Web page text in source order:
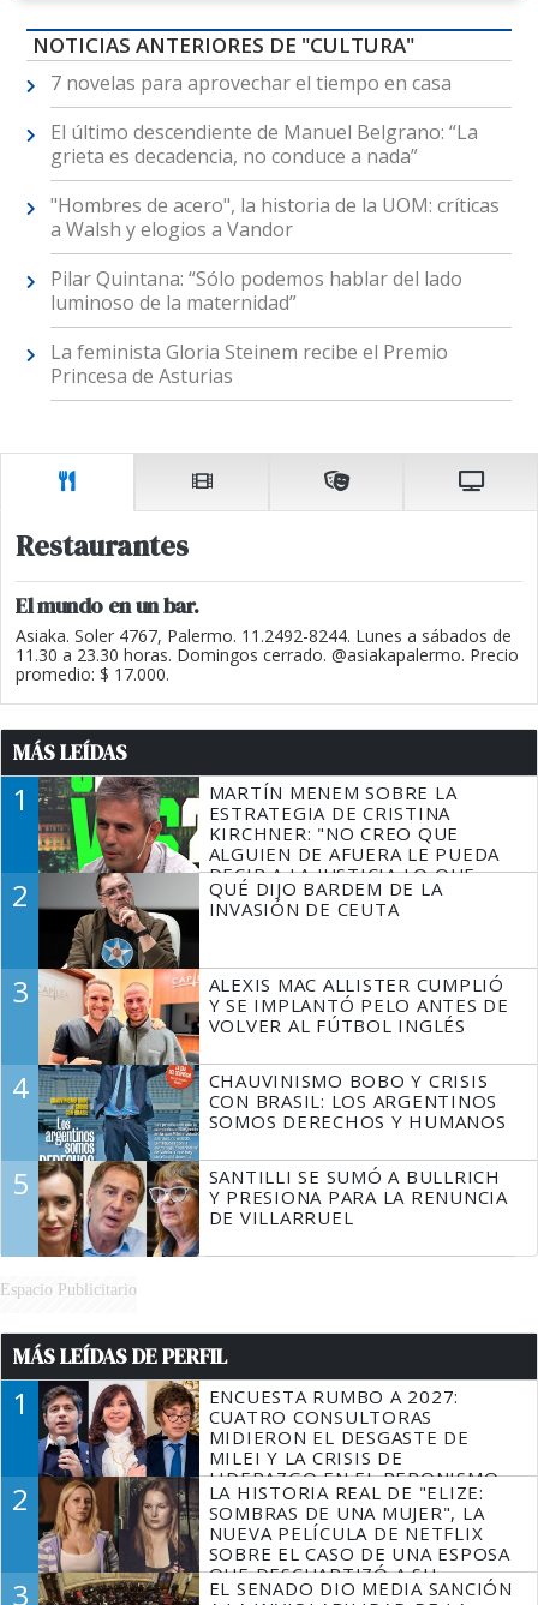
NOTICIAS ANTERIORES DE "CULTURA"
7 novelas para aprovechar el tiempo en casa
El último descendiente de Manuel Belgrano: “La
grieta es decadencia, no conduce a nada”
"Hombres de acero", la historia de la UOM: críticas
a Walsh y elogios a Vandor
Pilar Quintana: “Sólo podemos hablar del lado
luminoso de la maternidad”
La feminista Gloria Steinem recibe el Premio
Princesa de Asturias
Restaurantes
El mundo en un bar.
Asiaka. Soler 4767, Palermo. 11.2492-8244. Lunes a sábados de
11.30 a 23.30 horas. Domingos cerrado. @asiakapalermo. Precio
promedio: $ 17.000.
MÁS LEÍDAS
1
MARTÍN MENEM SOBRE LA
ESTRATEGIA DE CRISTINA
KIRCHNER: "NO CREO QUE
ALGUIEN DE AFUERA LE PUEDA
DECIR A LA JUSTICIA LO QUE
TIENE QUE HACER"
2
QUÉ DIJO BARDEM DE LA
INVASIÓN DE CEUTA
3
ALEXIS MAC ALLISTER CUMPLIÓ
Y SE IMPLANTÓ PELO ANTES DE
VOLVER AL FÚTBOL INGLÉS
4
CHAUVINISMO BOBO Y CRISIS
CON BRASIL: LOS ARGENTINOS
SOMOS DERECHOS Y HUMANOS
5
SANTILLI SE SUMÓ A BULLRICH
Y PRESIONA PARA LA RENUNCIA
DE VILLARRUEL
Espacio Publicitario
MÁS LEÍDAS DE PERFIL
1
ENCUESTA RUMBO A 2027:
CUATRO CONSULTORAS
MIDIERON EL DESGASTE DE
MILEI Y LA CRISIS DE
LIDERAZGO EN EL PERONISMO
2
LA HISTORIA REAL DE "ELIZE:
SOMBRAS DE UNA MUJER", LA
NUEVA PELÍCULA DE NETFLIX
SOBRE EL CASO DE UNA ESPOSA
QUE DESCUARTIZÓ A SU
MARIDO
3
EL SENADO DIO MEDIA SANCIÓN